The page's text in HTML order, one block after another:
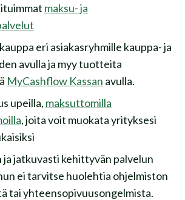
maksu- ja
eri asiakasryhmille kauppa- ja
avulla ja myy tuotteita
MyCashflow Kassan avulla.
upeilla, maksuttomilla
, joita voit muokata yrityksesi
ja jatkuvasti kehittyvän palvelun
ei tarvitse huolehtia ohjelmiston
tai yhteensopivuusongelmista.